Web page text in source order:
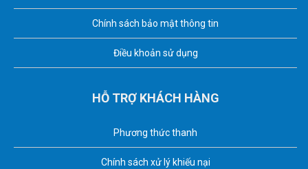
Chính sách bảo mật thông tin
Điều khoản sử dụng
HỖ TRỢ KHÁCH HÀNG
Phương thức thanh
Chính sách xử lý khiếu nại